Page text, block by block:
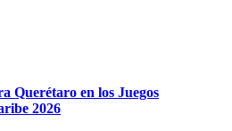
Querétaro en los Juegos
2026